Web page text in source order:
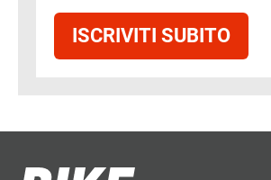
ISCRIVITI SUBITO